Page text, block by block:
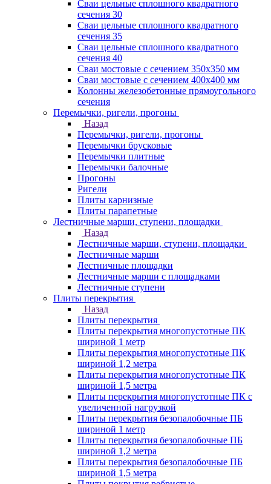
Сваи цельные сплошного квадратного
сечения 30
Сваи цельные сплошного квадратного
сечения 35
Сваи цельные сплошного квадратного
сечения 40
Сваи мостовые с сечением 350х350 мм
Сваи мостовые с сечением 400х400 мм
Колонны железобетонные прямоугольного
сечения
Перемычки, ригели, прогоны
Назад
Перемычки, ригели, прогоны
Перемычки брусковые
Перемычки плитные
Перемычки балочные
Прогоны
Ригели
Плиты карнизные
Плиты парапетные
Лестничные марши, ступени, площадки
Назад
Лестничные марши, ступени, площадки
Лестничные марши
Лестничные площадки
Лестничные марши с площадками
Лестничные ступени
Плиты перекрытия
Назад
Плиты перекрытия
Плиты перекрытия многопустотные ПК
шириной 1 метр
Плиты перекрытия многопустотные ПК
шириной 1,2 метра
Плиты перекрытия многопустотные ПК
шириной 1,5 метра
Плиты перекрытия многопустотные ПК с
увеличенной нагрузкой
Плиты перекрытия безопалобочные ПБ
шириной 1 метр
Плиты перекрытия безопалобочные ПБ
шириной 1,2 метра
Плиты перекрытия безопалобочные ПБ
шириной 1,5 метра